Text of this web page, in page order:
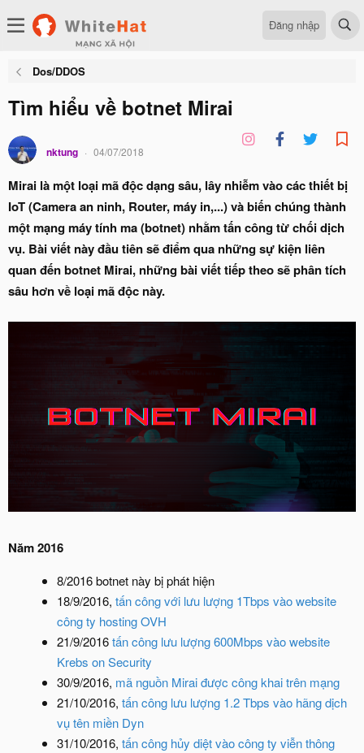
Đăng nhập
Dos/DDOS
Tìm hiểu về botnet Mirai
nktung 04/07/2018
Mirai là một loại mã độc dạng sâu, lây nhiễm vào các thiết bị
IoT (Camera an ninh, Router, máy in,...) và biến chúng thành
một mạng máy tính ma (botnet) nhằm tấn công từ chối dịch
vụ. Bài viết này đầu tiên sẽ điểm qua những sự kiện liên
quan đến botnet Mirai, những bài viết tiếp theo sẽ phân tích
sâu hơn về loại mã độc này.
Năm 2016
8/2016 botnet này bị phát hiện
18/9/2016, tấn công với lưu lượng 1Tbps vào website
công ty hosting OVH
21/9/2016tấn công lưu lượng 600Mbps vào website
Krebs on Security
30/9/2016, mã nguồn Mirai được công khai trên mạng
21/10/2016, tấn công lưu lượng 1.2 Tbps vào hãng dịch
vụ tên miền Dyn
31/10/2016, tấn công hủy diệt vào công ty viễn thông